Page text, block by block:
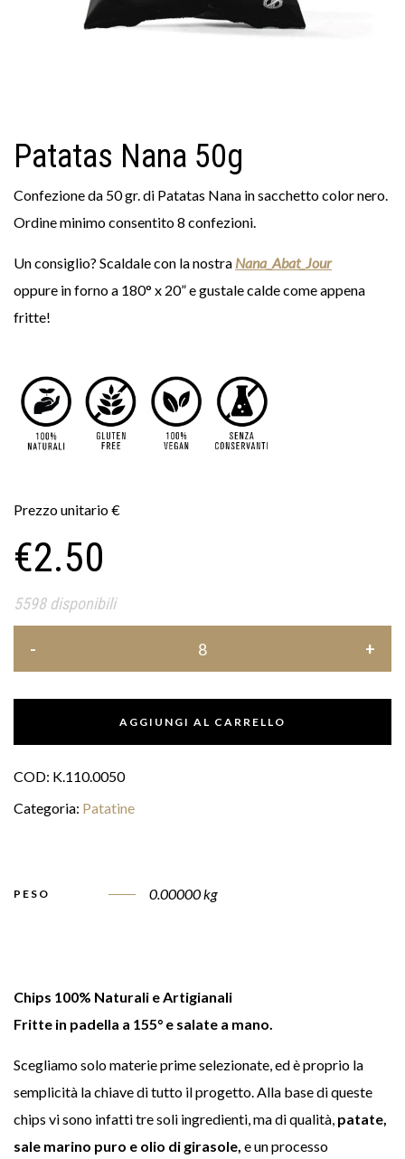
Patatas Nana 50g
Confezione da 50 gr. di Patatas Nana in sacchetto color nero.
Ordine minimo consentito 8 confezioni.
Un consiglio? Scaldale con la nostra Nana_Abat_Jour
oppure in forno a 180° x 20” e gustale calde come appena
fritte!
Prezzo unitario€
€2.50
5598 disponibili
AGGIUNGI AL CARRELLO
COD: K.110.0050
Categoria: Patatine
PESO 0.00000 kg
Chips 100% Naturali e Artigianali
Fritte in padella a 155° e salate a mano.
Scegliamo solo materie prime selezionate, ed è proprio la
semplicità la chiave di tutto il progetto. Alla base di queste
chips vi sono infatti tre soli ingredienti, ma di qualità, patate,
sale marino puro e olio di girasole, e un processo